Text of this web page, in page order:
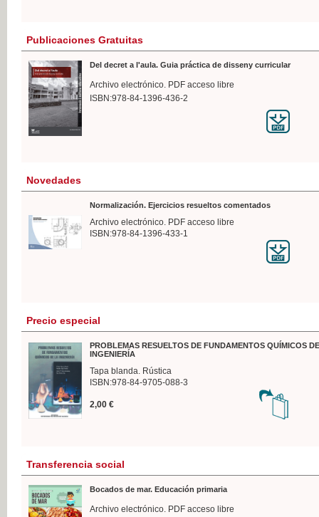
Publicaciones Gratuitas
Del decret a l'aula. Guia práctica de disseny curricular
Archivo electrónico. PDF acceso libre
ISBN:978-84-1396-436-2
Novedades
Normalización. Ejercicios resueltos comentados
Archivo electrónico. PDF acceso libre
ISBN:978-84-1396-433-1
Precio especial
PROBLEMAS RESUELTOS DE FUNDAMENTOS QUÍMICOS
INGENIERÍA
Tapa blanda. Rústica
ISBN:978-84-9705-088-3
2,00 €
Transferencia social
Bocados de mar. Educación primaria
Archivo electrónico. PDF acceso libre